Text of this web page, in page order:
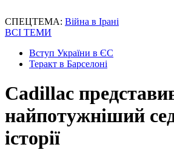
СПЕЦТЕМА: Війна в Ірані
ВСІ ТЕМИ
Вступ України в ЄС
Теракт в Барселоні
Cadillac
найпотужніший
історії